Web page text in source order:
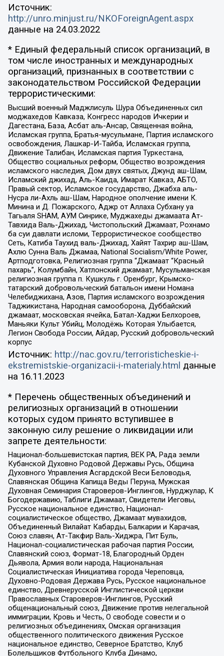
Источник:
http://unro.minjust.ru/NKOForeignAgent.aspx
данные на 24.03.2022
* Единый федеральный список организаций, в
том числе иностранных и международных
организаций, признанных в соответствии с
законодательством Российской Федерации
террористическими:
Высший военный Маджлисуль Шура Объединенных сил
моджахедов Кавказа, Конгресс народов Ичкерии и
Дагестана, База, Асбат аль-Ансар, Священная война,
Исламская группа, Братья-мусульмане, Партия исламского
освобождения, Лашкар-И-Тайба, Исламская группа,
Движение Талибан, Исламская партия Туркестана,
Общество социальных реформ, Общество возрождения
исламского наследия, Дом двух святых, Джунд аш-Шам,
Исламский джихад, Аль-Каида, Имарат Кавказ, АБТО,
Правый сектор, Исламское государство, Джабха аль-
Нусра ли-Ахль аш-Шам, Народное ополчение имени К.
Минина и Д. Пожарского, Аджр от Аллаха Субхану уа
Тагьаля SHAM, АУМ Синрике, Муджахеды джамаата Ат-
Тавхида Валь-Джихад, Чистопольский Джамаат, Рохнамо
ба суи давлати исломи, Террористическое сообщество
Сеть, Катиба Таухид валь-Джихад, Хайят Тахрир аш-Шам,
Ахлю Сунна Валь Джамаа, National Socialism/White Power,
Артподготовка, Религиозная группа “Джамаат “Красный
пахарь”, Колумбайн, Хатлонский джамаат, Мусульманская
религиозная группа п. Кушкуль г. Оренбург, Крымско-
татарский добровольческий батальон имени Номана
Челебиджихана, Азов, Партия исламского возрождения
Таджикистана, Народная самооборона, Дуббайский
джамаат, московская ячейка, Батал-Хаджи Белхороев,
Маньяки Культ Убийц, Молодёжь Которая Улыбается,
Легион Свобода России, Айдар, Русский добровольческий
корпус
Источник: http://nac.gov.ru/terroristicheskie-i-
ekstremistskie-organizacii-i-materialy.html данные
на 16.11.2023
* Перечень общественных объединений и
религиозных организаций в отношении
которых судом принято вступившее в
законную силу решение о ликвидации или
запрете деятельности:
Национал-большевистская партия, ВЕК РА, Рада земли
Кубанской Духовно Родовой Державы Русь, Община
Духовного Управления Асгардской Веси Беловодья,
Славянская Община Капища Веды Перуна, Мужская
Духовная Семинария Староверов-Инглингов, Нурджулар, К
Богодержавию, Таблиги Джамаат, Свидетели Иеговы,
Русское национальное единство, Национал-
социалистическое общество, Джамаат мувахидов,
Объединенный Вилайат Кабарды, Балкарии и Карачая,
Союз славян, Ат-Такфир Валь-Хиджра, Пит Буль,
Национал-социалистическая рабочая партия России,
Славянский союз, Формат-18, Благородный Орден
Дьявола, Армия воли народа, Национальная
Социалистическая Инициатива города Череповца,
Духовно-Родовая Держава Русь, Русское национальное
единство, Древнерусской Инглистической церкви
Православных Староверов-Инглингов, Русский
общенациональный союз, Движение против нелегальной
иммиграции, Кровь и Честь, О свободе совести и о
религиозных объединениях, Омская организация
общественного политического движения Русское
национальное единство, Северное Братство, Клуб
Болельщиков Футбольного Клуба Динамо,